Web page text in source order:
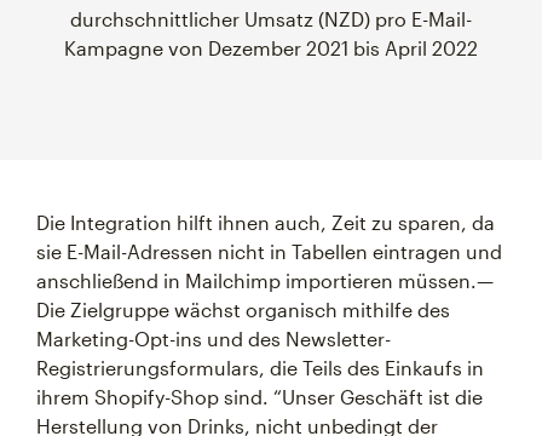
durchschnittlicher Umsatz (NZD) pro E-Mail-
Kampagne von Dezember 2021 bis April 2022
Die Integration hilft ihnen auch, Zeit zu sparen, da
sie E-Mail-Adressen nicht in Tabellen eintragen und
anschließend in Mailchimp importieren müssen.—
Die Zielgruppe wächst organisch mithilfe des
Marketing-Opt-ins und des Newsletter-
Registrierungsformulars, die Teils des Einkaufs in
ihrem Shopify-Shop sind. “Unser Geschäft ist die
Herstellung von Drinks, nicht unbedingt der